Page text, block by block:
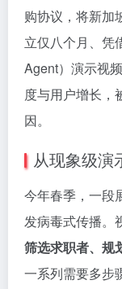
购协议，将新加
立仅八个月、凭
Agent）演示视
度与用户增长，
因。
从现象级演
今年春季，一段
发病毒式传播。
筛选求职者、规
一系列需要多步